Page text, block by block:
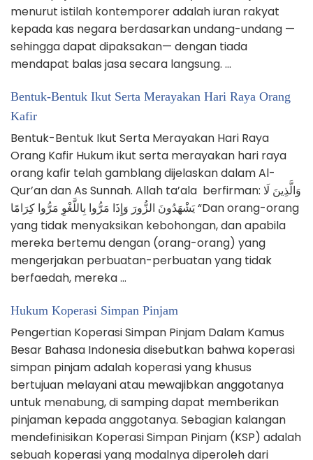
menurut istilah kontemporer adalah iuran rakyat
kepada kas negara berdasarkan undang-undang —
sehingga dapat dipaksakan— dengan tiada
mendapat balas jasa secara langsung. …
Bentuk-Bentuk Ikut Serta Merayakan Hari Raya Orang
Kafir
Bentuk-Bentuk Ikut Serta Merayakan Hari Raya
Orang Kafir Hukum ikut serta merayakan hari raya
orang kafir telah gamblang dijelaskan dalam Al-
Qur’an dan As Sunnah. Allah ta’ala berfirman: وَالَّذِينَ لَا
يَشْهَدُونَ الزُّورَ وَإِذَا مَرُّوا بِاللَّغْوِ مَرُّوا كِرَامًا “Dan orang-orang
yang tidak menyaksikan kebohongan, dan apabila
mereka bertemu dengan (orang-orang) yang
mengerjakan perbuatan-perbuatan yang tidak
berfaedah, mereka …
Hukum Koperasi Simpan Pinjam
Pengertian Koperasi Simpan Pinjam Dalam Kamus
Besar Bahasa Indonesia disebutkan bahwa koperasi
simpan pinjam adalah koperasi yang khusus
bertujuan melayani atau mewajibkan anggotanya
untuk menabung, di samping dapat memberikan
pinjaman kepada anggotanya. Sebagian kalangan
mendefinisikan Koperasi Simpan Pinjam (KSP) adalah
sebuah koperasi yang modalnya diperoleh dari